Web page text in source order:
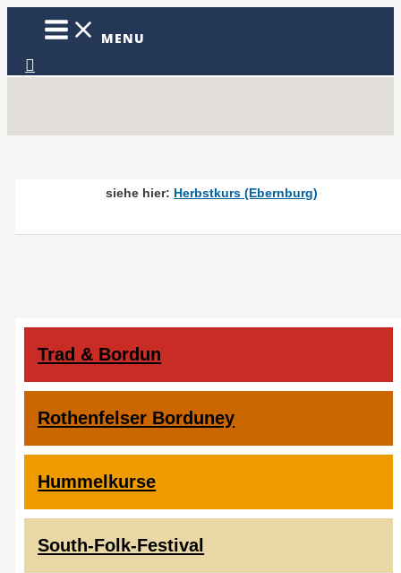
MENU
Suchen
Trad & Bordun
Rothenfelser Borduney
Hummelkurse
South-Folk-Festival
siehe hier: Herbstkurs (Ebernburg)